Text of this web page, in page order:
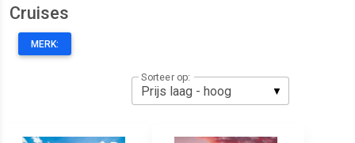
Cruises
MERK:
Sorteer op: